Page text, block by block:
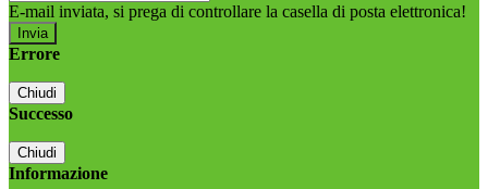
E-mail inviata, si prega di controllare la casella di posta elettronica!
Errore
Chiudi
Successo
Chiudi
Informazione